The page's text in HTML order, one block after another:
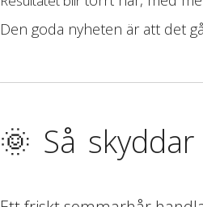
Den goda nyheten är att det
🌞 Så